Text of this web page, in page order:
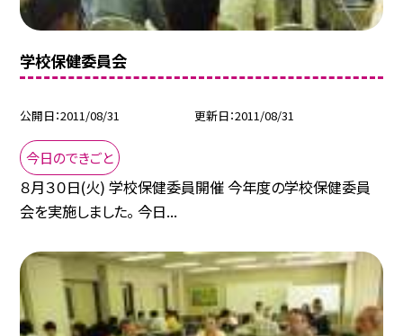
学校保健委員会
公開日 2011/08/31 更新日 2011/08/31
今日のできごと
８月３０日(火) 学校保健委員開催 今年度の学校保健委員
会を実施しました。 今日...